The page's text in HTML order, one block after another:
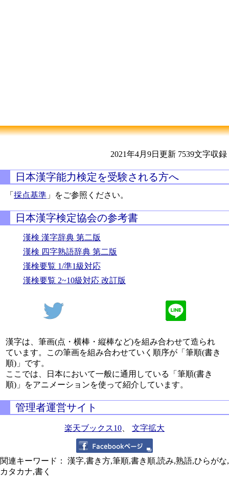
2021年4月9日更新 7539文字収録
日本漢字能力検定を受験される方へ
「採点基準 」をご参照ください。
日本漢字検定協会の参考書
漢検 漢字辞典 第二版
漢検 四字熟語辞典 第二版
漢検要覧 1/準1級対応
漢検要覧 2~10級対応 改訂版
漢字は、筆画(点・横棒・縦棒など)を組み合わせて造られ
ています。この筆画を組み合わせていく順序が「筆順(書き
順)」です。
ここでは、日本において一般に通用している「筆順(書き
順)」をアニメーションを使って紹介しています。
管理者運営サイト
楽天ブックス10 文字拡大
関連キーワード： 漢字,書き方,筆順,書き順,読み,熟語,ひらがな,
カタカナ,書く